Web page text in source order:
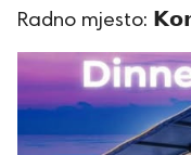
Radno mjesto: